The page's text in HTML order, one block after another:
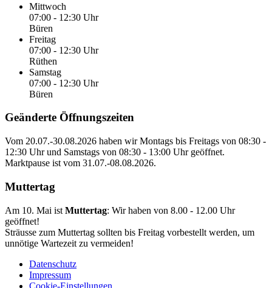
Mittwoch
07:00 - 12:30 Uhr
Büren
Freitag
07:00 - 12:30 Uhr
Rüthen
Samstag
07:00 - 12:30 Uhr
Büren
Geänderte Öffnungszeiten
Vom 20.07.-30.08.2026 haben wir Montags bis Freitags von 08:30 -
12:30 Uhrund Samstags von 08:30 - 13:00 Uhrgeöffnet.
Marktpause ist vom 31.07.-08.08.2026.
Muttertag
Am 10. Mai ist Muttertag: Wir haben von 8.00 - 12.00 Uhr
geöffnet!
Sträusse zum Muttertag sollten bis Freitag vorbestellt werden, um
unnötige Wartezeit zu vermeiden!
Datenschutz
Impressum
Cookie-Einstellungen